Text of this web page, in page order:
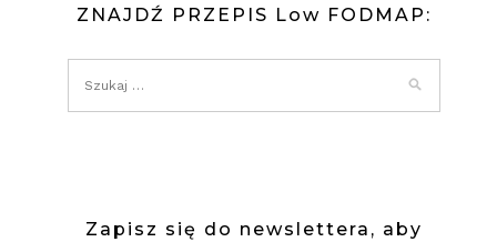
(LOW
ZNAJDŹ PRZEPIS Low FODMAP:
Zapisz się do newslettera, aby